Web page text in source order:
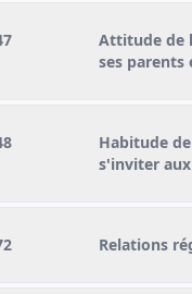
Attitude de
ses
Habitude
s'inviter aux
Relations